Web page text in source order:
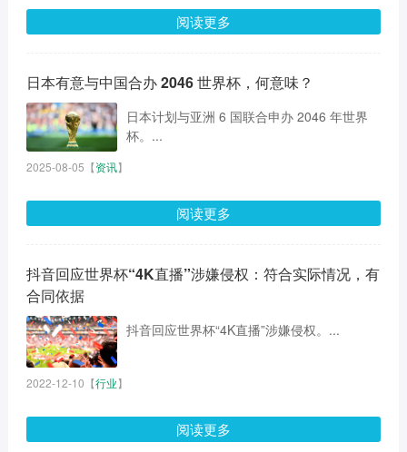
阅读更多
日本有意与中国合办 2046 世界杯，何意味？
日本计划与亚洲 6 国联合申办 2046 年世界
杯。...
2025-08-05 【资讯】
阅读更多
抖音回应世界杯“4K直播”涉嫌侵权：符合实际情况，有
合同依据
抖音回应世界杯“4K直播”涉嫌侵权。...
2022-12-10 【行业】
阅读更多